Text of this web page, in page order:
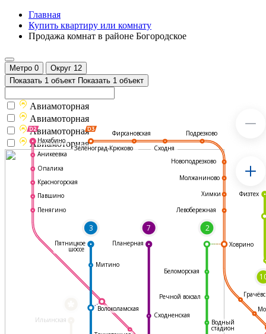
Главная
Купить квартиру или комнату
Продажа комнат в районе Богородское
Метро 0 Округ 12
Показать 1 объект Показать 1 объект
Ильинская
3 7 2
Фирсановская
Сходня
Подрезково
Новоподрезково
Молжаниново
Химки
Левобережная
Ховрино
Водный
стадион
Сходненская
Волоколамская
Митино
Нахабино
Аникеевка
Опалиха
Красногорская
Павшино
Пенягино
Пятницкое
шоссе
Планерная
Физтех
Речной вокзал
Беломорская
Зеленоград-Крюково
Авиамоторная
Авиамоторная
Авиамоторная
Авиамоторная